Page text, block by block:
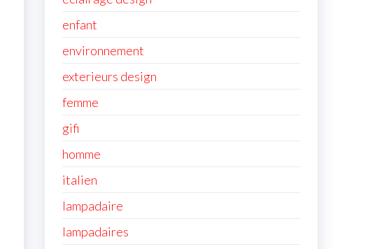
enfant
environnement
exterieurs design
femme
gifi
homme
italien
lampadaire
lampadaires